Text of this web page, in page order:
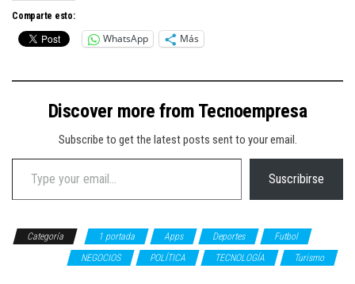
Comparte esto:
WhatsApp Más
Discover more from Tecnoempresa
Subscribe to get the latest posts sent to your email.
Type your email…
Suscribirse
Categoría 1 portada Apps Deportes
Futbol
NEGOCIOS POLÍTICA TECNOLOGÍA Turismo